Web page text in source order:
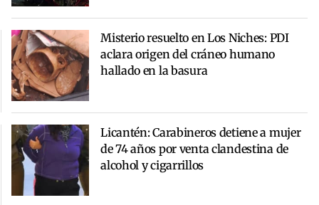
Misterio resuelto en Los Niches: PDI
aclara origen del cráneo humano
hallado en la basura
Licantén: Carabineros detiene a mujer
de 74 años por venta clandestina de
alcohol y cigarrillos